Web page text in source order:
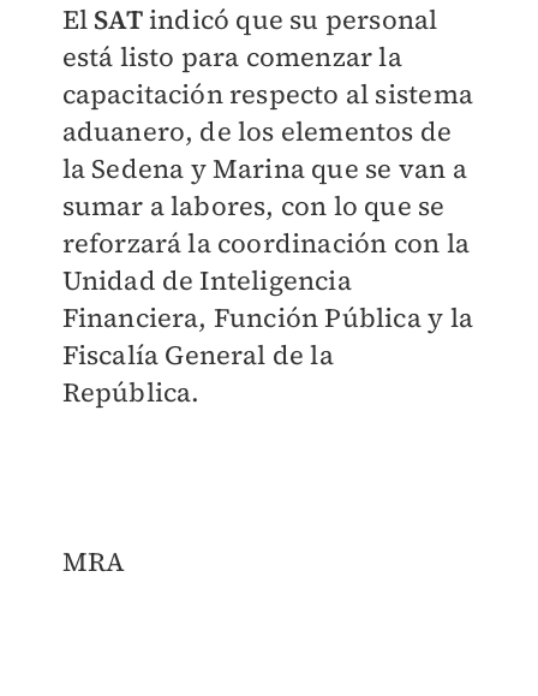
El SATindicó que su personal
está listo para comenzar la
capacitación respecto al sistema
aduanero, de los elementos de
la Sedena y Marina que se van a
sumar a labores, con lo que se
reforzará la coordinación con la
Unidad de Inteligencia
Financiera, Función Pública y la
Fiscalía General de la
República.
MRA